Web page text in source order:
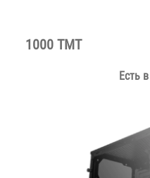
1000 TMT
Есть